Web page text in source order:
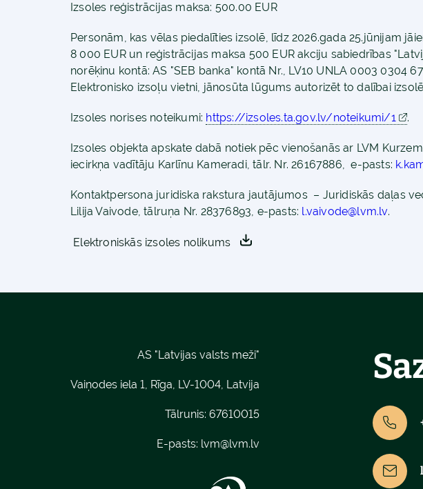
Izsoles reģistrācijas maksa: 500.00 EUR
Personām, kas vēlas piedalīties izsolē, līdz 2026.gada 25.jūnijam
8 000 EUR un reģistrācijas maksa 500 EUR akciju sabiedrības
norēķinu kontā: AS "SEB banka" kontā Nr., LV10 UNLA 0003 0304
Elektronisko izsoļu vietni, jānosūta lūgums autorizēt to dalībai
Izsoles norises noteikumi: https://izsoles.ta.gov.lv/noteikumi/1 .
Izsoles objekta apskate dabā notiek pēc vienošanās ar LVM
iecirkņa vadītāju Karlīnu Kameradi, tālr. Nr. 26167886, e-pasts:
Kontaktpersona juridiska rakstura jautājumos – Juridiskās daļas
Lilija Vaivode, tālruņa Nr. 28376893, e-pasts: l.vaivode@lvm.lv.
Elektroniskās izsoles nolikums
AS "Latvijas valsts meži"
Vaiņodes iela 1, Rīga, LV-1004, Latvija
Tālrunis: 67610015
E-pasts: lvm@lvm.lv